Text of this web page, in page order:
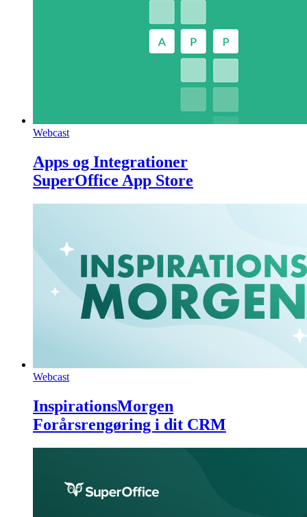
Webcast
Apps og Integrationer
SuperOffice App Store
Webcast
InspirationsMorgen
Forårsrengøring i dit CRM